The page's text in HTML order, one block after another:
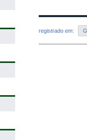
registrado em: